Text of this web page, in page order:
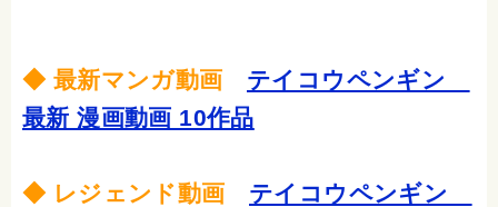
◆ 最新マンガ動画 テイコウペンギン
最新 漫画動画 10作品
◆ レジェンド動画 テイコウペンギン